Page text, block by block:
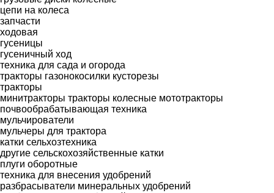
цепи на колеса
запчасти
ходовая
гусеницы
гусеничный ход
техника для сада и огорода
тракторы газонокосилки кусторезы
тракторы
минитракторы тракторы колесные мототракторы
почвообрабатывающая техника
мульчирователи
мульчеры для трактора
катки сельхозтехника
другие сельскохозяйственные катки
плуги оборотные
техника для внесения удобрений
разбрасыватели минеральных удобрений